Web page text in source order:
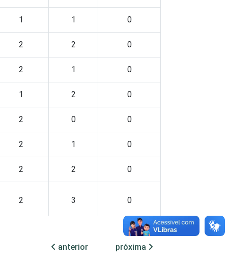
1 1 0
2 2 0
2 1 0
1 2 0
2 0 0
2 1 0
2 2 0
2 3 0
0
anterior próxima